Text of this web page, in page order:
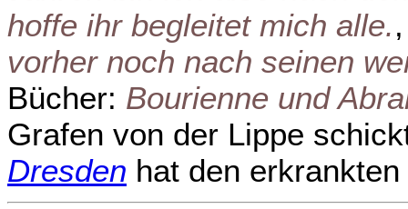
hoffe ihr begleitet mich alle.
vorher noch nach seinen
Bücher: Bourienne und
Grafen von der Lippe
Dresden hat den